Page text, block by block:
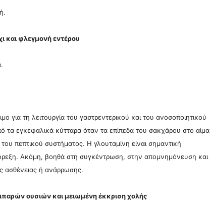
και φλεγμονή εντέρου
για τη λειτουργία του γαστρεντερικού και του ανοσοποιητικού
τα εγκεφαλικά κύτταρα όταν τα επίπεδα του σακχάρου στο αίμα
πεπτικού συστήματος. Η γλουταμίνη είναι σημαντική
όρεξη. Ακόμη, βοηθά στη συγκέντρωση, στην απομνημόνευση και
ασθένειας ή ανάρρωσης.
ουσιών και μειωμένη έκκριση χολής